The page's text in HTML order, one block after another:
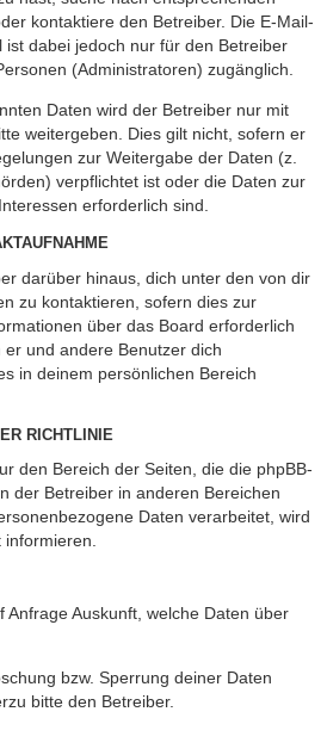
kontaktiere den Betreiber. Die E-Mail-
ist dabei jedoch nur für den Betreiber
(Administratoren) zugänglich.
Daten wird der Betreiber nur mit
weitergeben. Dies gilt nicht, sofern er
zur Weitergabe der Daten (z.
verpflichtet ist oder die Daten zur
erforderlich sind.
darüber hinaus, dich unter den von dir
zu kontaktieren, sofern dies zur
über das Board erforderlich
und andere Benutzer dich
in deinem persönlichen Bereich
RICHTLINIE
den Bereich der Seiten, die die phpBB-
der Betreiber in anderen Bereichen
Daten verarbeitet, wird
informieren.
Anfrage Auskunft, welche Daten über
bzw. Sperrung deiner Daten
bitte den Betreiber.